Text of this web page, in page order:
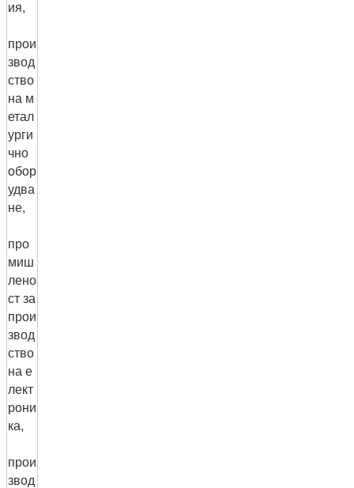
ия,
прои
звод
ство
на м
етал
урги
чно
обор
удва
не,
про
миш
лено
ст за
прои
звод
ство
на е
лект
рони
ка,
прои
звод